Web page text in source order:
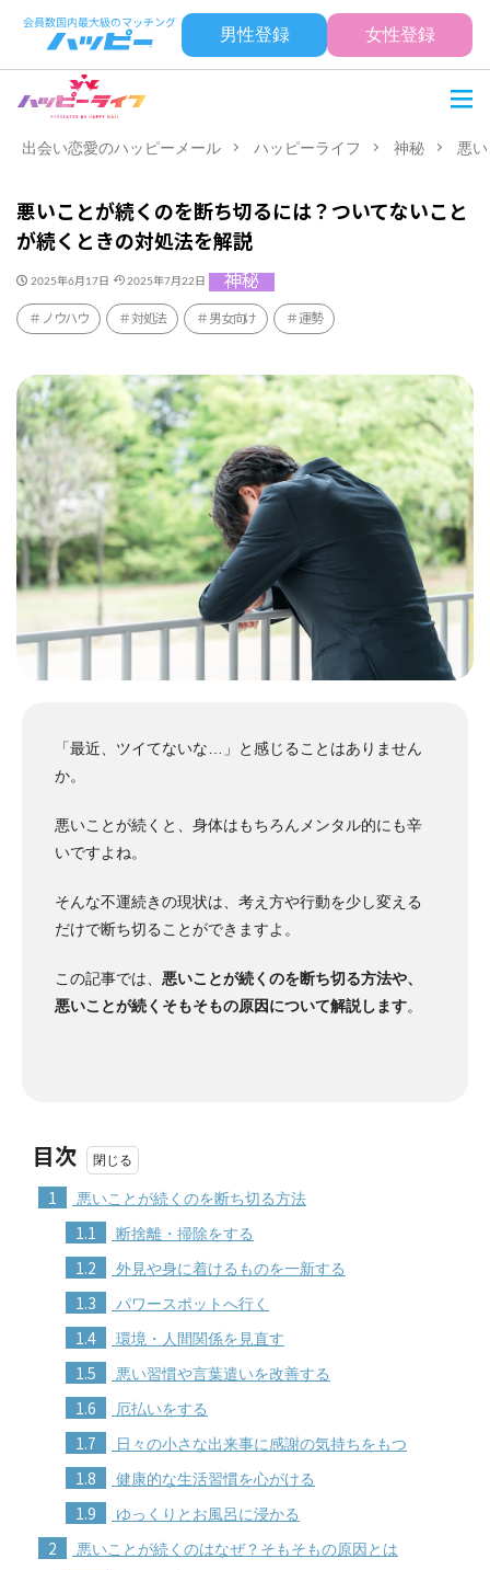
男性登録 女性登録
出会い恋愛のハッピーメール ハッピーライフ 神秘 悪
悪いことが続くのを断ち切るには？ついてないこと
が続くときの対処法を解説
2025年6月17日 2025年7月22日 神秘
ノウハウ 対処法 男女向け 運勢
「最近、ツイてないな…」と感じることはありません
か。
悪いことが続くと、身体はもちろんメンタル的にも辛
いですよね。
そんな不運続きの現状は、考え方や行動を少し変える
だけで断ち切ることができますよ。
この記事では、 悪いことが続くのを断ち切る方法や、
悪いことが続くそもそもの原因について解説します。
目次
1 悪いことが続くのを断ち切る方法
1.1 断捨離・掃除をする
1.2 外見や身に着けるものを一新する
1.3 パワースポットへ行く
1.4 環境・人間関係を見直す
1.5 悪い習慣や言葉遣いを改善する
1.6 厄払いをする
1.7 日々の小さな出来事に感謝の気持ちをもつ
1.8 健康的な生活習慣を心がける
1.9 ゆっくりとお風呂に浸かる
2 悪いことが続くのはなぜ？そもそもの原因とは